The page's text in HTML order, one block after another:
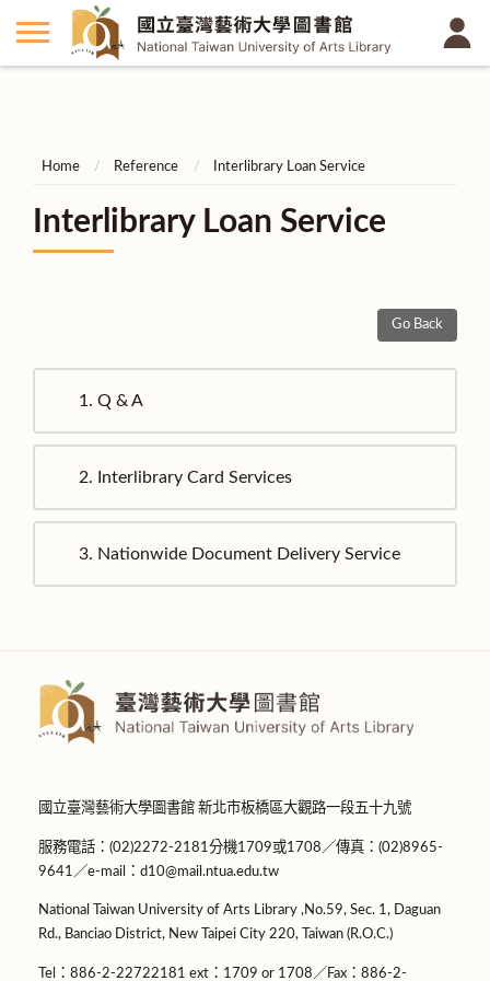
Home Reference Interlibrary Loan Service
Interlibrary Loan Service
Go Back
1. Q & A
2. Interlibrary Card Services
3. Nationwide Document Delivery Service
國立臺灣藝術大學圖書館 新北市板橋區大觀路一段五十九號
服務電話：(02)2272-2181分機1709或1708／傳真：(02)8965-
9641／e-mail：d10@mail.ntua.edu.tw
National Taiwan University of Arts Library ,No.59, Sec. 1, Daguan
Rd., Banciao District, New Taipei City 220, Taiwan (R.O.C.)
Tel：886-2-22722181 ext：1709 or 1708／Fax：886-2-